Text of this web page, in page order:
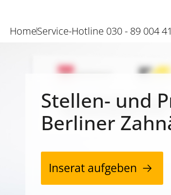
HomeService-Hotline 030 - 89 004
Stellen- und
Berliner
Inserat aufgeben